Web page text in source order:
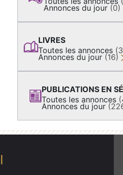
Annonces du jour (0)
LIVRES
Toutes les annonces
Annonces du jour (16)
PUBLICATIONS EN
Toutes les annonces
Annonces du jour